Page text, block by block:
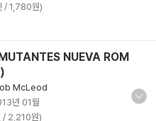
/ 1,780원)
NUEVA ROM
McLeod
년 01월
/ 2,210원)